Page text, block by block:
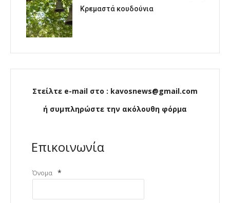
Κρεμαστά κουδούνια
Στείλτε e-mail στο : kavosnews@gmail.com
ή συμπληρώστε την ακόλουθη φόρμα
Επικοινωνία
Όνομα *